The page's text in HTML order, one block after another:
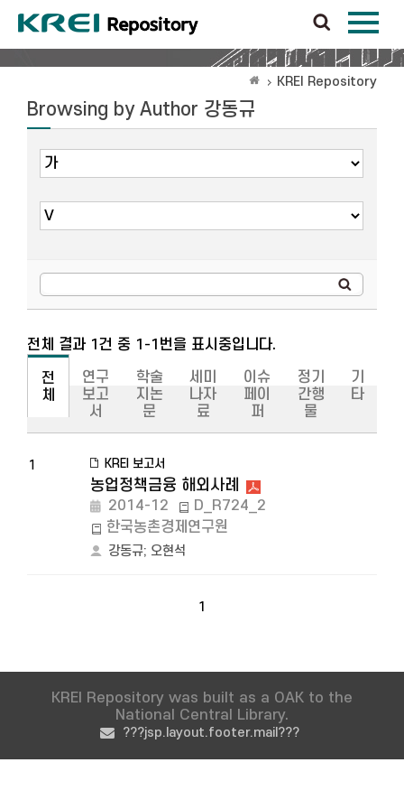
KREI Repository
Browsing by Author 강동규
전체 결과 1건 중 1-1번을 표시중입니다.
전
체
연구
보고
서
학술
지논
문
세미
나자
료
이슈
페이
퍼
정기
간행
물
기
타
1 KREI 보고서
농업정책금융 해외사례
2014-12
D_R724_2
한국농촌경제연구원
강동규; 오현석
1
KREI Repository was built as a OAK to the
National Central Library.
???jsp.layout.footer.mail???